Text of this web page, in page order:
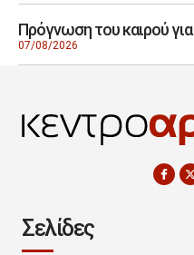
Πρόγνωση του καιρού
07/08/2026
Σελίδες